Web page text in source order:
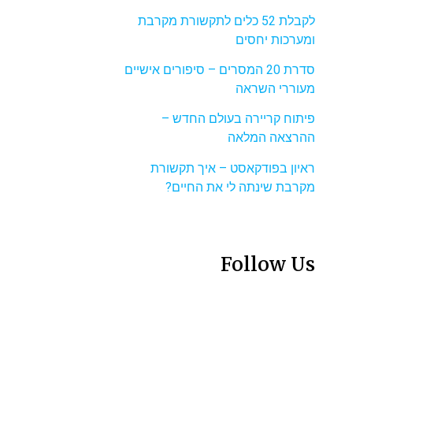
לקבלת 52 כלים לתקשורת מקרבת
ומערכות יחסים
סדרת 20 המסרים – סיפורים אישיים
מעוררי השראה
פיתוח קריירה בעולם החדש –
ההרצאה המלאה
ראיון בפודקאסט – איך תקשורת
מקרבת שינתה לי את החיים?
Follow Us